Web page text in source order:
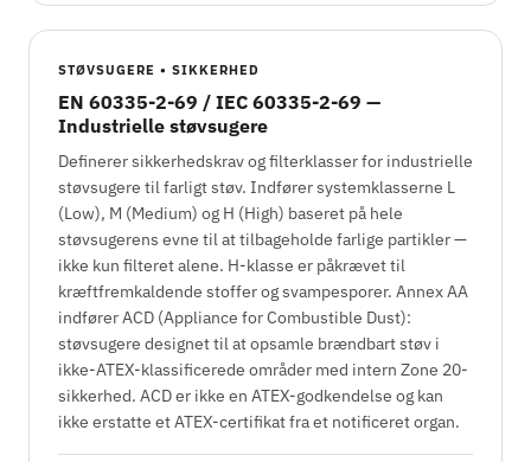
STØVSUGERE • SIKKERHED
EN 60335-2-69 / IEC 60335-2-69 —
Industrielle støvsugere
Definerer sikkerhedskrav og filterklasser for industrielle
støvsugere til farligt støv. Indfører systemklasserne L
(Low), M (Medium) og H (High) baseret på hele
støvsugerens evne til at tilbageholde farlige partikler —
ikke kun filteret alene. H-klasse er påkrævet til
kræftfremkaldende stoffer og svampesporer. Annex AA
indfører ACD (Appliance for Combustible Dust):
støvsugere designet til at opsamle brændbart støv i
ikke-ATEX-klassificerede områder med intern Zone 20-
sikkerhed. ACD er ikke en ATEX-godkendelse og kan
ikke erstatte et ATEX-certifikat fra et notificeret organ.